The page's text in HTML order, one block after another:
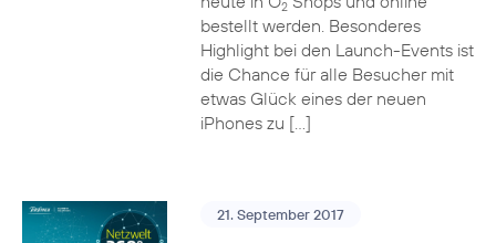
2
bestellt werden. Besonderes
Highlight bei den Launch-Events ist
die Chance für alle Besucher mit
etwas Glück eines der neuen
iPhones zu […]
21. September 2017